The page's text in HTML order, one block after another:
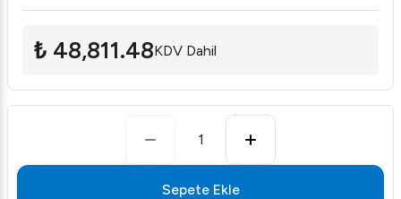
₺ 48,811.48KDV Dahil
1
Sepete Ekle